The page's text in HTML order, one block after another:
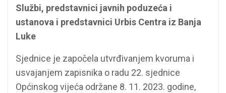
Službi, predstavnici javnih poduzeća i
ustanova i predstavnici Urbis Centra iz Banja
Luke
Sjednice je započela utvrđivanjem kvoruma i
usvajanjem zapisnika o radu 22. sjednice
Općinskog vijeća održane 8. 11. 2023. godine,